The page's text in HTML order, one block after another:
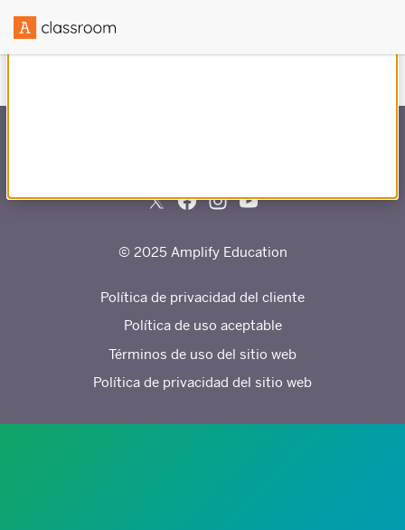
© 2025 Amplify Education
Política de privacidad del cliente
Política de uso aceptable
Términos de uso del sitio web
Política de privacidad del sitio web